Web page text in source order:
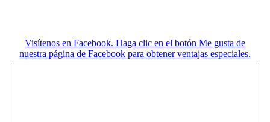
Visítenos en Facebook. Haga clic en el botón Me gusta de
nuestra página de Facebook para obtener ventajas especiales.